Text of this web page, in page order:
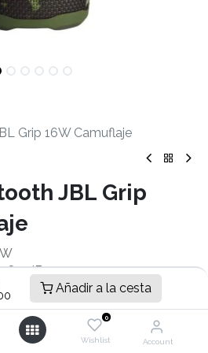
Añadir a la cesta
0
Wishlist Account
Grip 16W Camuflaje
JBL Grip
80 dB
70 Hz - 20k Hz
14 horas